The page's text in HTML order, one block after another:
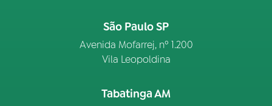
FESTIVAL DE MÚSICA
ACOMPANHE A RÁDIO NACIONAL
Facebook
São Paulo SP
Avenida Mofarrej, nº 1.200
Vila Leopoldina
Tabatinga AM